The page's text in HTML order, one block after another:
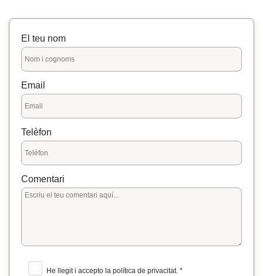
El teu nom
Email
Telèfon
Comentari
He llegit i accepto la política de privacitat. *